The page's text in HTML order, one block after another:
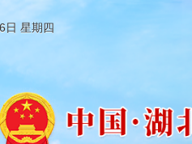
日 星期四